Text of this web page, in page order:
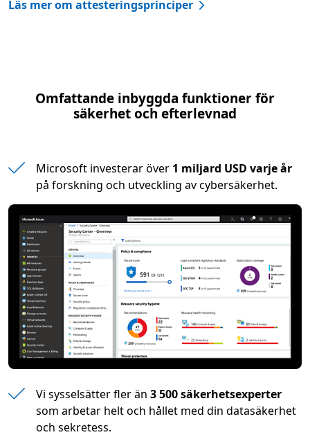
Läs mer om attesteringsprinciper
Omfattande inbyggda funktioner för
säkerhet och efterlevnad
Microsoft investerar över 1 miljard USD varje år
på forskning och utveckling av cybersäkerhet.
Vi sysselsätter fler än 3 500 säkerhetsexperter
som arbetar helt och hållet med din datasäkerhet
och sekretess.